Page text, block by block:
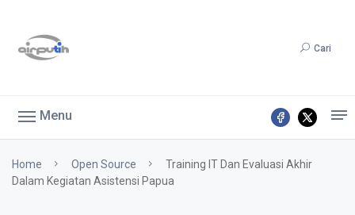
Cari
Menu
Home Open Source
Training IT Dan Evaluasi Akhir
Dalam Kegiatan Asistensi Papua